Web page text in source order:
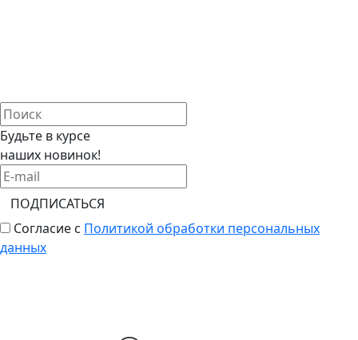
Будьте в курсе
наших новинок!
ПОДПИСАТЬСЯ
Согласие с Политикой обработки персональных
данных